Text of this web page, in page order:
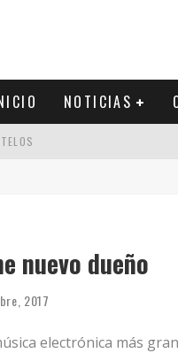
NOTICIAS
nuevo dueño
2017
electrónica más